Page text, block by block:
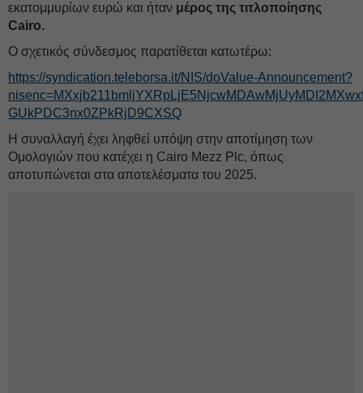
εκατομμυρίων ευρώ και ήταν μέρος της τιτλοποίησης
Cairo.
Ο σχετικός σύνδεσμος παρατίθεται κατωτέρω:
https://syndication.teleborsa.it/NIS/doValue-Announcement?
GUkPDC3nx0ZPkRjD9CXSQ
Η συναλλαγή έχει ληφθεί υπόψη στην αποτίμηση των
Ομολογιών που κατέχει η Cairo Mezz Plc, όπως
αποτυπώνεται στα αποτελέσματα του 2025.